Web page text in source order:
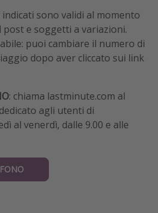
indicati sono validi al momento
post e soggetti a variazioni.
puoi cambiare il numero di
dopo aver cliccato sui link
: chiama lastminute.com al
dedicato agli utenti di
al venerdì, dalle 9.00 e alle